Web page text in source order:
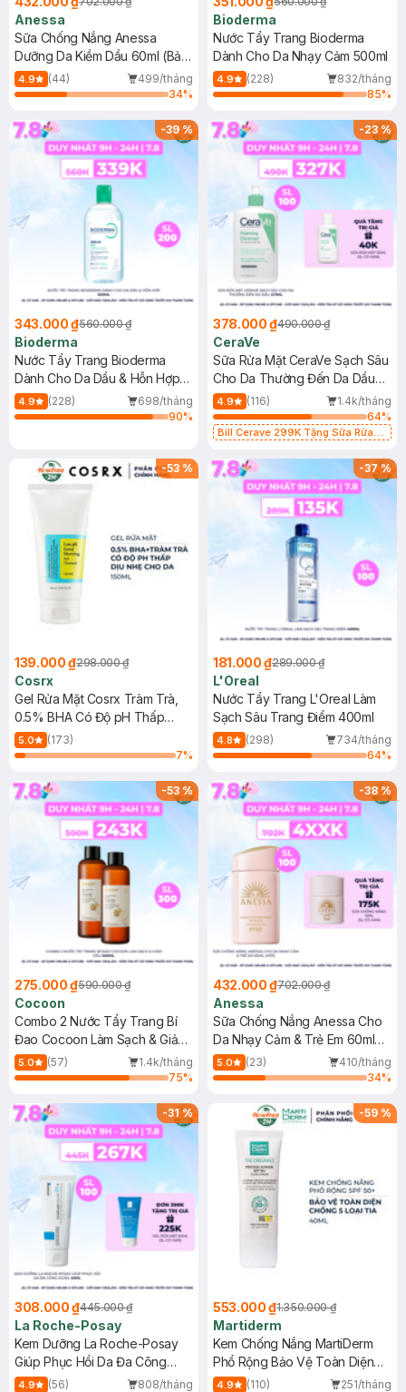
Anessa
Sữa Chống Nắng Anessa
Dưỡng Da Kiềm Dầu 60ml (Bản
Mới)
4.9 (44)
499/tháng
34%
Bioderma
Nước Tẩy Trang Bioderma
Dành Cho Da Nhạy Cảm 500ml
4.9 (228)
832/tháng
85%
-39%
343.000 ₫560.000 ₫
Bioderma
Nước Tẩy Trang Bioderma
Dành Cho Da Dầu & Hỗn Hợp
500ml
4.9 (228)
698/tháng
90%
-23%
378.000 ₫490.000 ₫
CeraVe
Sữa Rửa Mặt CeraVe Sạch Sâu
Cho Da Thường Đến Da Dầu
473ml
4.9 (116)
1.4k/tháng
64%
Bill Cerave 299K Tặng Sữa Rửa
-53 %
139.000 ₫298.000 ₫
Cosrx
Gel Rửa Mặt Cosrx Tràm Trà,
0.5% BHA Có Độ pH Thấp
150ml
5.0
(173)
7%
-37%
181.000 ₫289.000 ₫
L'Oreal
Nước Tẩy Trang L'Oreal Làm
Sạch Sâu Trang Điểm 400ml
4.8 (298)
734/tháng
64%
-53%
275.000 ₫590.000 ₫
Cocoon
Combo 2 Nước Tẩy Trang Bí
Đao Cocoon Làm Sạch & Giảm
Dầu 500ml
5.0 (57)
1.4k/tháng
75%
-38%
432.000 ₫702.000 ₫
Anessa
Sữa Chống Nắng Anessa Cho
Da Nhạy Cảm & Trẻ Em 60ml
(Mới)
5.0 (23)
410/tháng
34%
-31%
308.000 ₫445.000 ₫
La Roche-Posay
Kem Dưỡng La Roche-Posay
Giúp Phục Hồi Da Đa Công
Dụng 40ml
4.9 (56)
808/tháng
-59 %
553.000 ₫1.350.000 ₫
Martiderm
Kem Chống Nắng MartiDerm
Phổ Rộng Bảo Vệ Toàn Diện
40ml
4.9 (110)
251/tháng